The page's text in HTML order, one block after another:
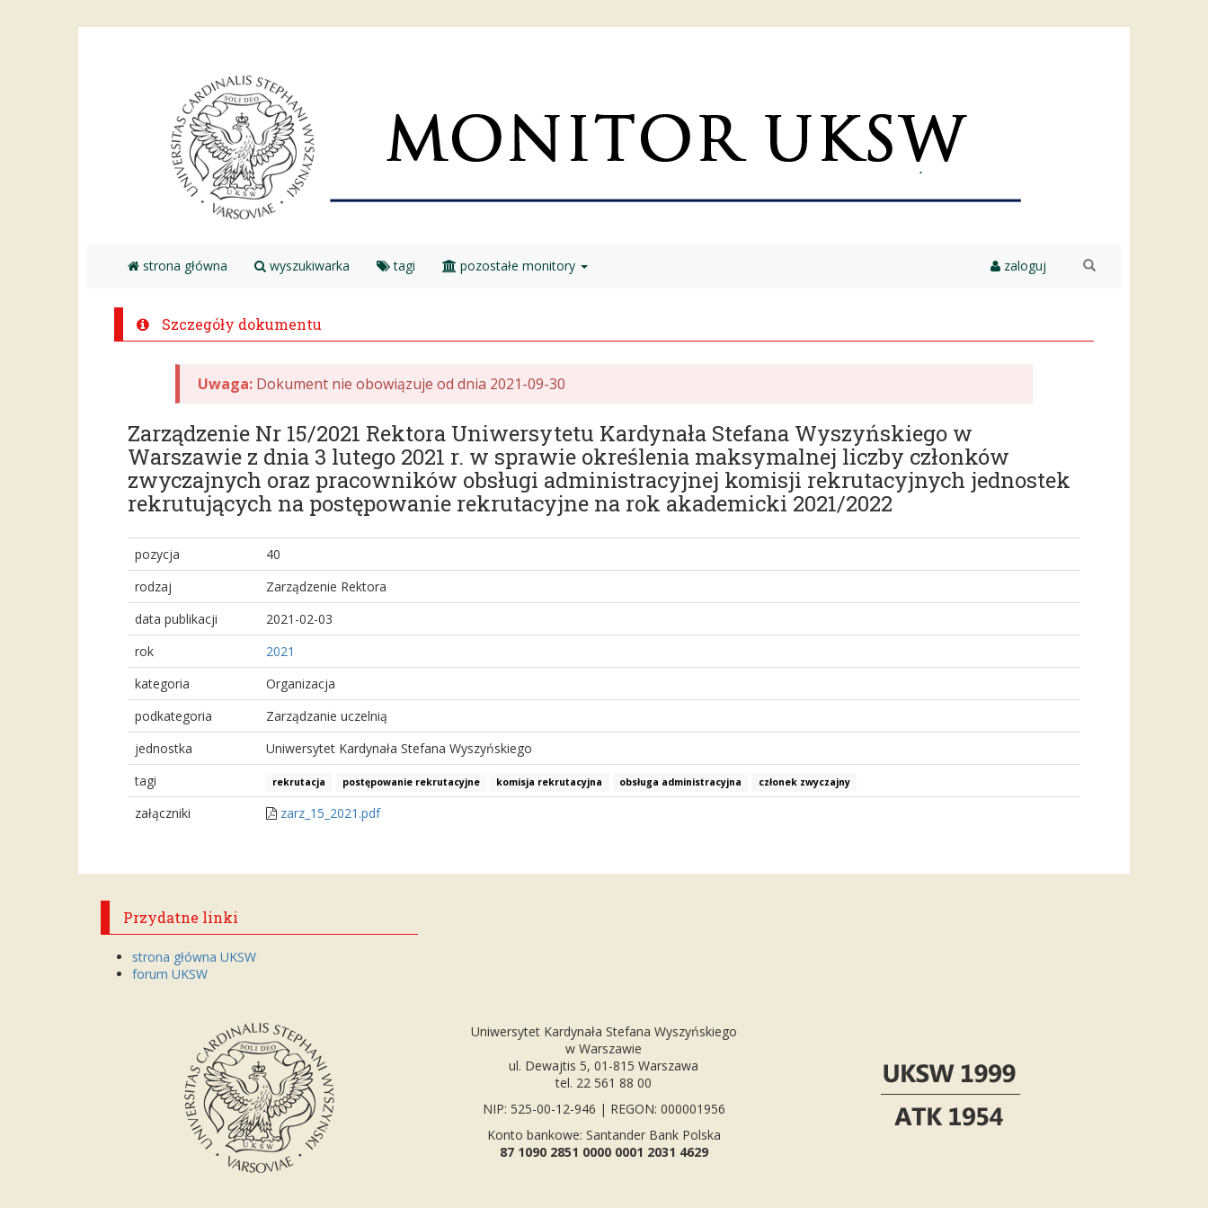
strona główna wyszukiwarka tagi pozostałe monitory zaloguj
Szczegóły dokumentu
Uwaga: Dokument nie obowiązuje od dnia 2021-09-30
Zarządzenie Nr 15/2021 Rektora Uniwersytetu Kardynała Stefana Wyszyńskiego w
Warszawie z dnia 3 lutego 2021 r. w sprawie określenia maksymalnej liczby członków
zwyczajnych oraz pracowników obsługi administracyjnej komisji rekrutacyjnych jednostek
rekrutujących na postępowanie rekrutacyjne na rok akademicki 2021/2022
pozycja
40
rodzaj
Zarządzenie Rektora
data publikacji
2021-02-03
rok
2021
kategoria
Organizacja
podkategoria
Zarządzanie uczelnią
jednostka
Uniwersytet Kardynała Stefana Wyszyńskiego
tagi
rekrutacja postępowanie rekrutacyjne komisja rekrutacyjna obsługa administracyjna członek zwyczajny
załączniki zarz_15_2021.pdf
Przydatne linki
strona główna UKSW
forum UKSW
Uniwersytet Kardynała Stefana Wyszyńskiego
w Warszawie
ul. Dewajtis 5, 01-815 Warszawa
tel. 22 561 88 00
NIP: 525-00-12-946 | REGON: 000001956
Konto bankowe: Santander Bank Polska
87 1090 2851 0000 0001 2031 4629